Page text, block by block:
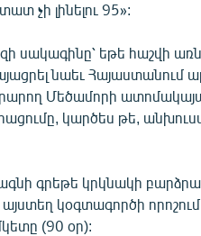
չի լինելու 95»:
սակագինը՝ եթե հաշվի
նաեւ Հայաստանում
Մեծամորի
կարծես թե,
գրեթե կրկնակի
կօգտագործի որոշում
(90 օր):